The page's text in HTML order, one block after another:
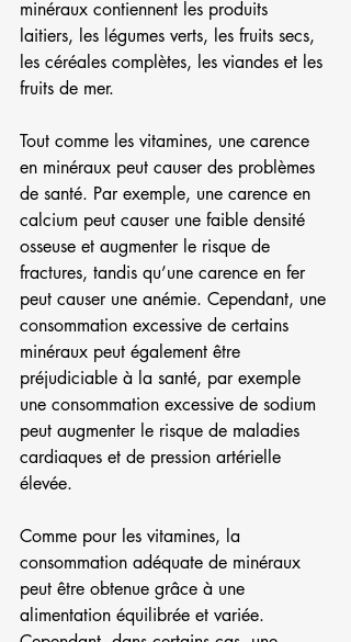
minéraux contiennent les produits
laitiers, les légumes verts, les fruits secs,
les céréales complètes, les viandes et les
fruits de mer.
Tout comme les vitamines, une carence
en minéraux peut causer des problèmes
de santé. Par exemple, une carence en
calcium peut causer une faible densité
osseuse et augmenter le risque de
fractures, tandis qu’une carence en fer
peut causer une anémie. Cependant, une
consommation excessive de certains
minéraux peut également être
préjudiciable à la santé, par exemple
une consommation excessive de sodium
peut augmenter le risque de maladies
cardiaques et de pression artérielle
élevée.
Comme pour les vitamines, la
consommation adéquate de minéraux
peut être obtenue grâce à une
alimentation équilibrée et variée.